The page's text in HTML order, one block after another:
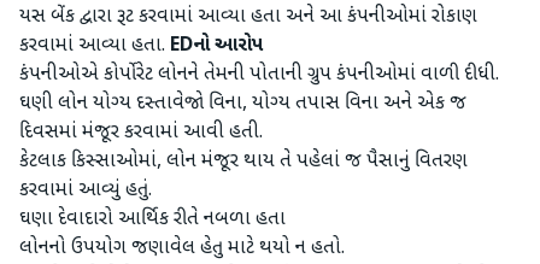
યસ બેંક દ્વારા રૂટ કરવામાં આવ્યા હતા અને આ કંપનીઓમાં રોકાણ
કરવામાં આવ્યા હતા. EDનો આરોપ
કંપનીઓએ કોર્પોરેટ લોનને તેમની પોતાની ગ્રુપ કંપનીઓમાં વાળી દીધી.
ઘણી લોન યોગ્ય દસ્તાવેજો વિના, યોગ્ય તપાસ વિના અને એક જ
દિવસમાં મંજૂર કરવામાં આવી હતી.
કેટલાક કિસ્સાઓમાં, લોન મંજૂર થાય તે પહેલાં જ પૈસાનું વિતરણ
કરવામાં આવ્યું હતું.
ઘણા દેવાદારો આર્થિક રીતે નબળા હતા
લોનનો ઉપયોગ જણાવેલ હેતુ માટે થયો ન હતો.